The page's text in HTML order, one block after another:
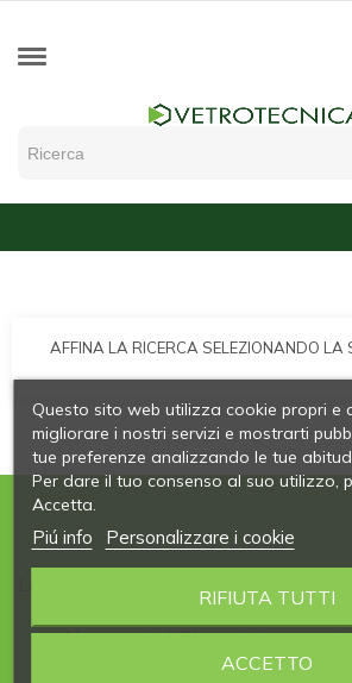
AFFINA LA RICERCA SELEZIONANDO LA
Distribuzione di articoli per
Al consorzio CDL partecipano
specializzate nel campo della
Questo sito web utilizza cookie propri e
migliorare i nostri servizi e mostrarti
tue preferenze analizzando le tue
Per dare il tuo consenso al suo utilizzo,
Accetta.
Piú info Personalizzare i cookie
RIFIUTA TUTTI
ACCETTO